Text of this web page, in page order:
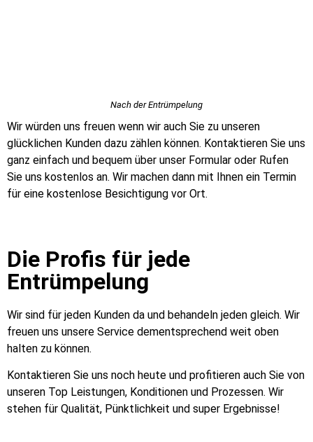
Nach der Entrümpelung
Wir würden uns freuen wenn wir auch Sie zu unseren
glücklichen Kunden dazu zählen können. Kontaktieren Sie uns
ganz einfach und bequem über unser Formular oder Rufen
Sie uns kostenlos an. Wir machen dann mit Ihnen ein Termin
für eine kostenlose Besichtigung vor Ort.
Die Profis für jede
Entrümpelung
Wir sind für jeden Kunden da und behandeln jeden gleich. Wir
freuen uns unsere Service dementsprechend weit oben
halten zu können.
Kontaktieren Sie uns noch heute und profitieren auch Sie von
unseren Top Leistungen, Konditionen und Prozessen. Wir
stehen für Qualität, Pünktlichkeit und super Ergebnisse!